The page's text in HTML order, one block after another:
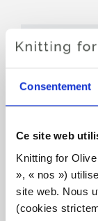
Consentement
Ce site web
Knitting for
», « nos »)
site web. Nous
(cookies
KNITTING
SOFT SILK
DUSTY
SALE